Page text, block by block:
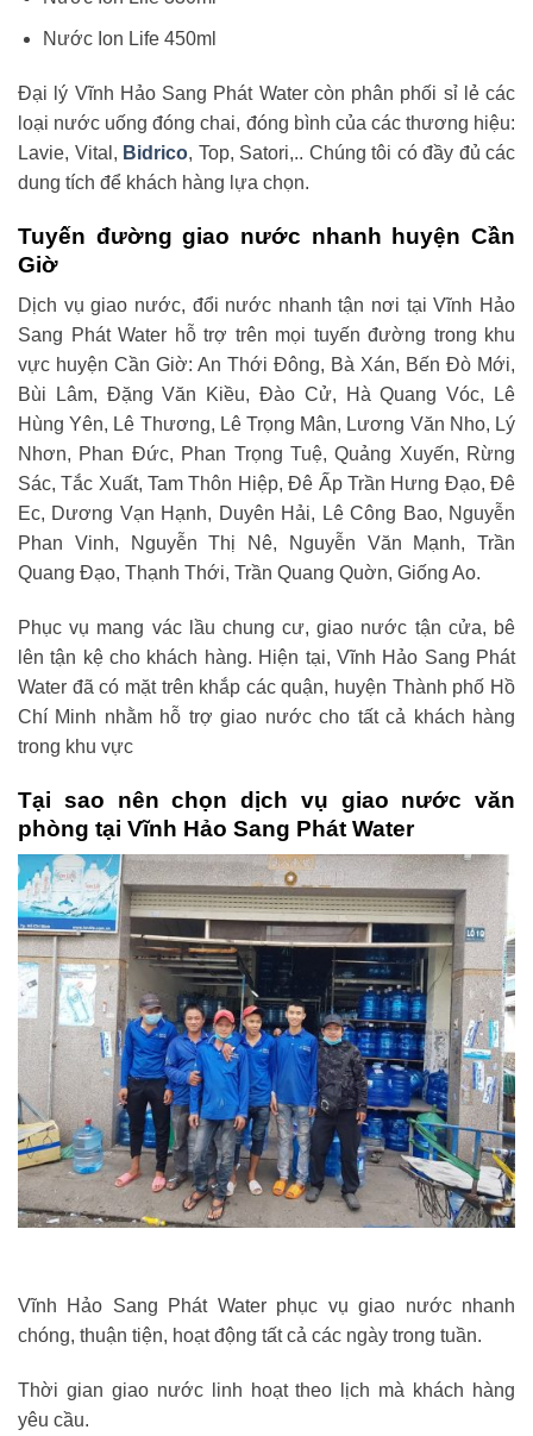
Nước Ion Life 450ml
Đại lý Vĩnh Hảo Sang Phát Water còn phân phối sỉ lẻ các
loại nước uống đóng chai, đóng bình của các thương hiệu:
Lavie, Vital, Bidrico, Top, Satori,.. Chúng tôi có đầy đủ các
dung tích để khách hàng lựa chọn.
Tuyến đường giao nước nhanh huyện Cần
Giờ
Dịch vụ giao nước, đổi nước nhanh tận nơi tại Vĩnh Hảo
Sang Phát Water hỗ trợ trên mọi tuyến đường trong khu
vực huyện Cần Giờ: An Thới Đông, Bà Xán, Bến Đò Mới,
Bùi Lâm, Đặng Văn Kiều, Đào Cử, Hà Quang Vóc, Lê
Hùng Yên, Lê Thương, Lê Trọng Mân, Lương Văn Nho, Lý
Nhơn, Phan Đức, Phan Trọng Tuệ, Quảng Xuyến, Rừng
Sác, Tắc Xuất, Tam Thôn Hiệp, Đê Ấp Trần Hưng Đạo, Đê
Ec, Dương Vạn Hạnh, Duyên Hải, Lê Công Bao, Nguyễn
Phan Vinh, Nguyễn Thị Nê, Nguyễn Văn Mạnh, Trần
Quang Đạo, Thạnh Thới, Trần Quang Quờn, Giống Ao.
Phục vụ mang vác lầu chung cư, giao nước tận cửa, bê
lên tận kệ cho khách hàng. Hiện tại, Vĩnh Hảo Sang Phát
Water đã có mặt trên khắp các quận, huyện Thành phố Hồ
Chí Minh nhằm hỗ trợ giao nước cho tất cả khách hàng
trong khu vực
Tại sao nên chọn dịch vụ giao nước văn
phòng tại Vĩnh Hảo Sang Phát Water
Vĩnh Hảo Sang Phát Water phục vụ giao nước nhanh
chóng, thuận tiện, hoạt động tất cả các ngày trong tuần.
Thời gian giao nước linh hoạt theo lịch mà khách hàng
yêu cầu.